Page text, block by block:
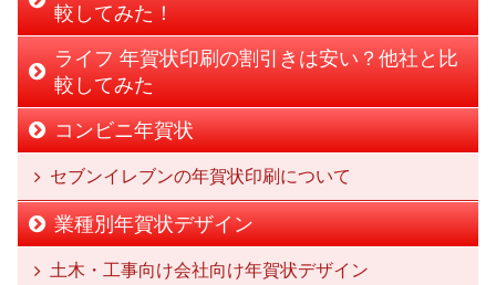
較してみた！
ライフ 年賀状印刷の割引きは安い？他社と比
較してみた
コンビニ年賀状
セブンイレブンの年賀状印刷について
業種別年賀状デザイン
土木・工事向け会社向け年賀状デザイン